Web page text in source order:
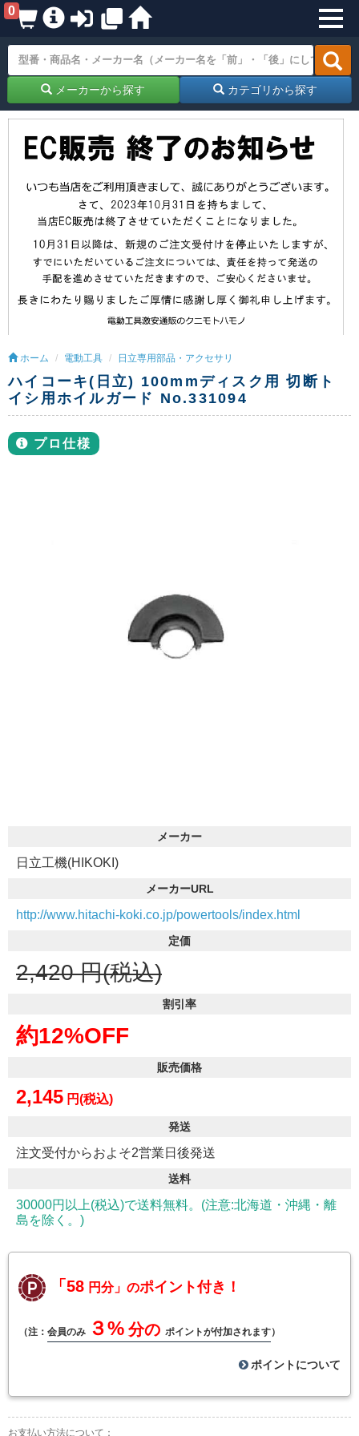
0
メーカーから探す カテゴリから探す
ホーム 電動工具 日立専用部品・アクセサリ
ハイコーキ(日立) 100mmディスク用 切断ト
イシ用ホイルガード No.331094
プロ仕様
メーカー
日立工機(HIKOKI)
メーカーURL
http://www.hitachi-koki.co.jp/powertools/index.html
定価
2,420 円(税込)
割引率
約12%OFF
販売価格
2,145 円(税込)
発送
注文受付からおよそ2営業日後発送
送料
30000円以上(税込)で送料無料。(注意:北海道・沖縄・離
島を除く。)
「58 円分」のポイント付き！
（注： 会員のみ ３% 分の ポイントが付加されます）
ポイントについて
お支払い方法について：